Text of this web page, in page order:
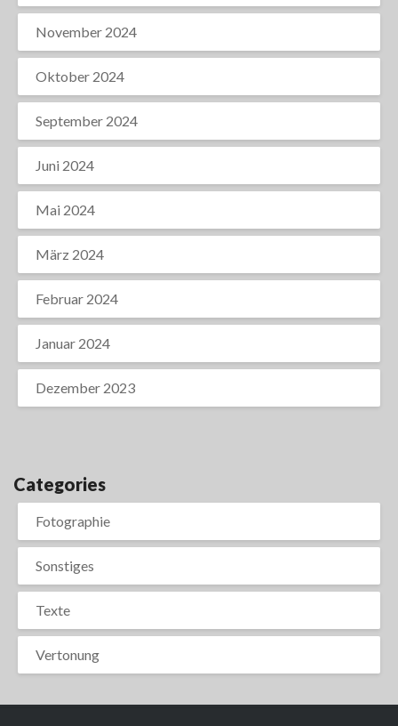
November 2024
Oktober 2024
September 2024
Juni 2024
Mai 2024
März 2024
Februar 2024
Januar 2024
Dezember 2023
Categories
Fotographie
Sonstiges
Texte
Vertonung